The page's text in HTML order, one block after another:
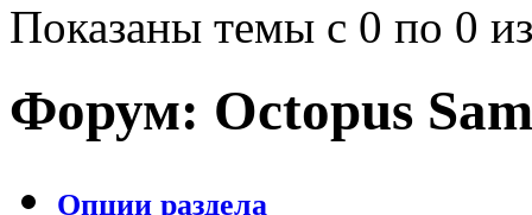
Показаны темы с 0 по 0
Форум: Octopus
Опции раздела